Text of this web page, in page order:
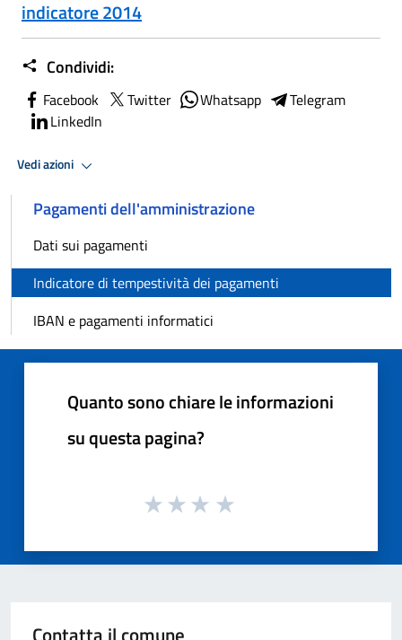
indicatore 2014
Condividi:
Facebook Twitter Whatsapp
Telegram
LinkedIn
Vedi azioni
Pagamenti dell'amministrazione
Dati sui pagamenti
Indicatore di tempestività dei pagamenti
IBAN e pagamenti informatici
Quanto sono chiare le informazioni
su questa pagina?